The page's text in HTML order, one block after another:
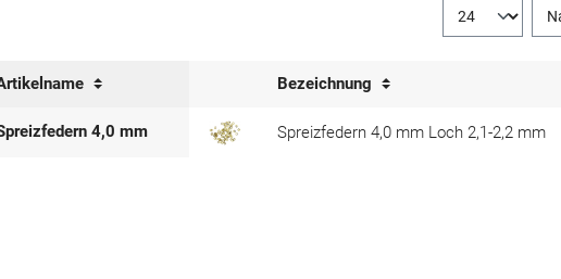
Bezeichnung
4,0 mm Spreizfedern 4,0 mm Loch 2,1-2,2 mm